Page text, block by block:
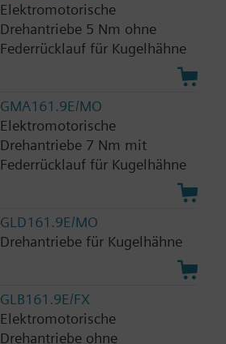
Elektromotorische
Drehantriebe 5 Nm ohne
Federrücklauf für Kugelhähne
GMA161.9E/MO
Elektromotorische
Drehantriebe 7 Nm mit
Federrücklauf für Kugelhähne
GLD161.9E/MO
Drehantriebe für Kugelhähne
GLB161.9E/FX
Elektromotorische
Drehantriebe ohne